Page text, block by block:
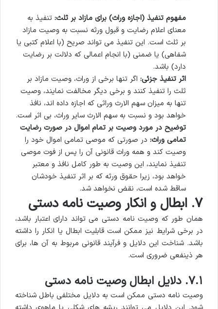
مفهوم تنفیذ (اجازه وراث) برای مازاد بر ثلث: تنفیذ به
معنای اعلام رضایت و قبول ورثه نسبت به وصیت مازاد
بر ثلث است. این تنفیذ می تواند صریح (با اعلام کتبی یا
شفاهی) یا ضمنی (با انجام اعمالی که دلالت بر رضایت
دارد) باشد.
اثر تنفیذ جزئی: اگر تنها برخی از وراث، وصیت مازاد بر
ثلث را تنفیذ کنند و برخی دیگر مخالفت نمایند، وصیت
تنها به میزان سهم الارث وراثی که اجازه داده اند، نافذ
خواهد بود و نسبت به سهم الارث سایر وراث، بی اثر است.
توضیح در مورد وصیت بر تمام اموال در صورت رضایت
تمامی وراث: در صورتی که موصی تمامی اموال خود را
وصیت کند و همه وراث قانونی آن را پس از فوت موصی
تنفیذ نمایند، این وصیت به طور کامل نافذ و معتبر
خواهد بود، زیرا حقوق ورثه که بر اثر تنفیذ خودشان
ساقط شده است، نقض نخواهد شد.
۷. ابطال و انکار وصیت نامه دستی
همان طور که وصیت نامه دستی می تواند دارای اعتبار باشد،
در برخی شرایط نیز ممکن است قابلیت ابطال یا انکار را داشته
باشد. شناخت این دلایل و فرآیند قانونی مربوط به آن ها، برای
هر ذینفعی ضروری است.
۷.۱. دلایل ابطال وصیت نامه دستی
وصیت نامه دستی ممکن است به دلایل مختلفی باطل شناخته